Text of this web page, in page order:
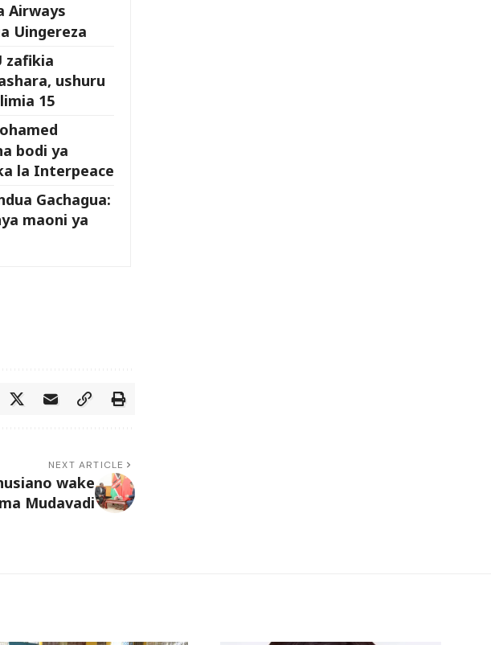
Airways
Uingereza
zafikia
ushuru
15
bodi ya
la Interpeace
Gachagua:
maoni ya
NEXT ARTICLE
wake
Mudavadi